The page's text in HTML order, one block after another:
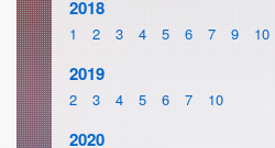
2018
1 2 3 4 5 6 7 9 10
2019
2 3 4 5 6 7 10
2020